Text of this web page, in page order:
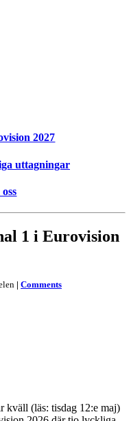
2027
uttagningar
1 i Eurovision
| Comments
kväll (läs: tisdag 12:e maj)